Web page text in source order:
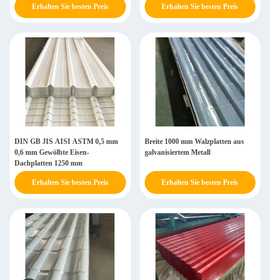
Erhalten Sie besten Preis Erhalten Sie besten Preis
DIN GB JIS AISI ASTM 0,5 mm
0,6 mm Gewölbte Eisen-
Dachplatten 1250 mm
Erhalten Sie besten Preis
Breite 1000 mm Walzplatten aus
galvanisiertem Metall
Erhalten Sie besten Preis